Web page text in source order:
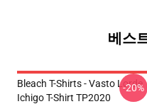
베스
Bleach T-Shirts - Vasto Lorde
Ichigo T-Shirt TP2020
-20%